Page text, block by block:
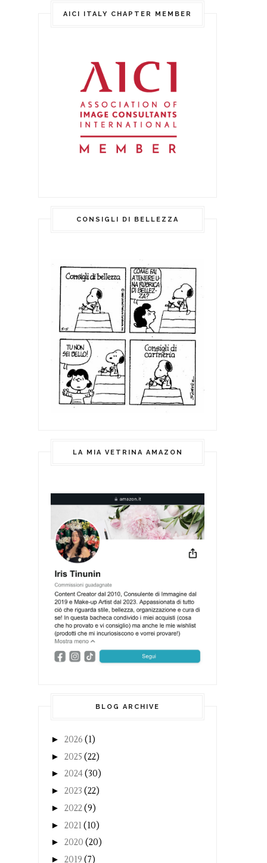
AICI ITALY CHAPTER MEMBER
CONSIGLI DI BELLEZZA
LA MIA VETRINA AMAZON
BLOG ARCHIVE
► 2026 (1)
► 2025 (22)
► 2024(30)
► 2023 (22)
► 2022(9)
► 2021(10)
► 2020 (20)
► 2019 (7)